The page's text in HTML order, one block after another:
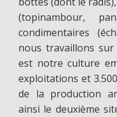
(topinambour,
condimentaires
nous travaillons sur
est notre culture
exploitations et
de la production
ainsi le deuxième